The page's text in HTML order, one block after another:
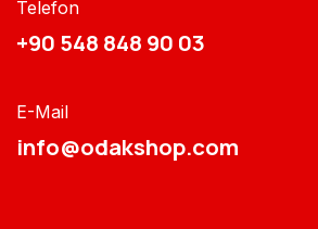
Telefon
+90 548 848 90 03​​
E-Mail
info@odakshop.com​